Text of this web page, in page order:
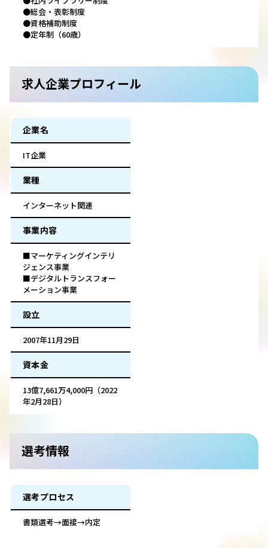
●総会・表彰制度
●資格補助制度
●定年制（60歳）
求人企業プロフィール
企業名
IT企業
業種
インターネット関連
事業内容
■マーケティングインテリ
ジェンス事業
■デジタルトランスフォー
メーション事業
設立
2007年11月29日
資本金
13億7,661万4,000円（2022
年2月28日）
選考情報
選考プロセス
書類選考→面接→内定